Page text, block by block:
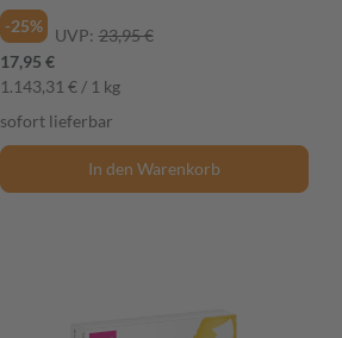
-25%
UVP: 23,95 €
17,95 €
1.143,31 € / 1 kg
sofort lieferbar
In den Warenkorb